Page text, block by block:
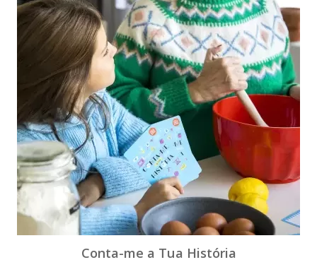
Conta-me a Tua História